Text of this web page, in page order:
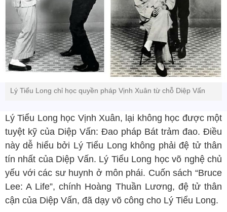
Lý Tiểu Long chỉ học quyền pháp Vịnh Xuân từ chỗ Diệp Vấn
Lý Tiểu Long học Vịnh Xuân, lại không học được một
tuyệt kỹ của Diệp Vấn: Đao pháp Bát trảm đao. Điều
này dễ hiểu bởi Lý Tiểu Long không phải đệ tử thân
tín nhất của Diệp Vấn. Lý Tiểu Long học võ nghệ chủ
yếu với các sư huynh ở môn phái. Cuốn sách “Bruce
Lee: A Life”, chính Hoàng Thuần Lương, đệ tử thân
cận của Diệp Vấn, đã dạy võ công cho Lý Tiểu Long.